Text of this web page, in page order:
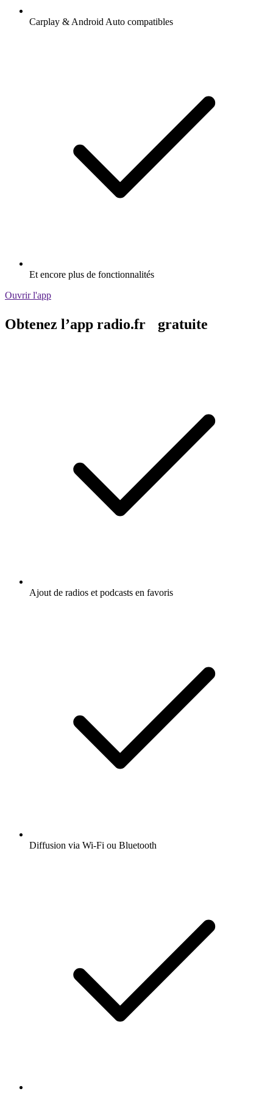
Carplay & Android Auto compatibles
Et encore plus de fonctionnalités
Ouvrir l'app
Obtenez l’app radio.fr gratuite
Ajout de radios et podcasts en favoris
Diffusion via Wi-Fi ou Bluetooth